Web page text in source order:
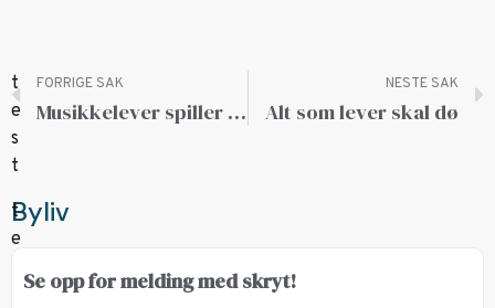
FORRIGE SAK
Musikkelever spiller inn Sigrid-cover i havgapet
NESTE SAK
Alt som lever skal dø
Byliv
Se opp for melding med skryt!